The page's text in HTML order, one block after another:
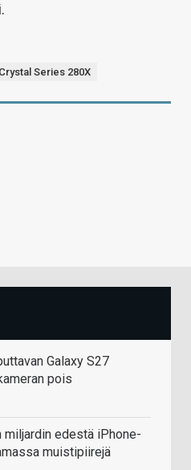
Crystal Series 280X
Galaxy S27
pois
miljardin edestä iPhone-
muistipiirejä